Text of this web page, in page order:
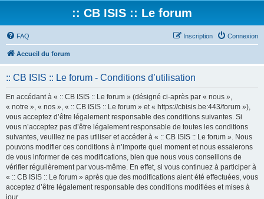
:: CB ISIS :: Le forum
FAQ Connexion
Inscription
Accueil du forum
:: CB ISIS :: Le forum - Conditions d’utilisation
En accédant à « :: CB ISIS :: Le forum » (désigné ci-après par « nous »,
« notre », « nos », « :: CB ISIS :: Le forum » et « https://cbisis.be:443/forum »),
vous acceptez d’être légalement responsable des conditions suivantes. Si
vous n’acceptez pas d’être légalement responsable de toutes les conditions
suivantes, veuillez ne pas utiliser et accéder à « :: CB ISIS :: Le forum ». Nous
pouvons modifier ces conditions à n’importe quel moment et nous essaierons
de vous informer de ces modifications, bien que nous vous conseillons de
vérifier régulièrement par vous-même. En effet, si vous continuez à participer à
« :: CB ISIS :: Le forum » après que des modifications aient été effectuées, vous
acceptez d’être légalement responsable des conditions modifiées et mises à
jour.